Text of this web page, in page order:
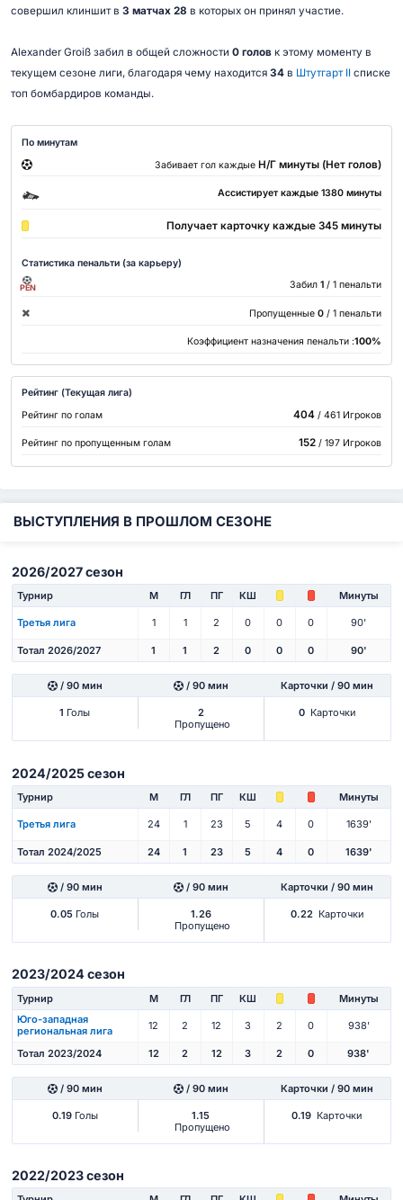
совершил клиншит в 3 матчах 28 в которых он принял участие.
Alexander Groiß забил в общей сложности 0 головк этому моменту в
текущем сезоне лиги, благодаря чему находится 34в Штутгарт IIсписке
топ бомбардиров команды.
По минутам
Забивает гол каждые Н/Г минуты (Нет голов)
Ассистирует каждые 1380 минуты
Получает карточку каждые 345 минуты
Статистика пенальти (за карьеру)
PEN Забил 1 / 1 пенальти
Пропущенные 0 / 1 пенальти
Коэффициент назначения пенальти :100%
Рейтинг (Текущая лига)
Рейтинг по голам
404/ 461 Игроков
Рейтинг по пропущенным голам 152/ 197 Игроков
ВЫСТУПЛЕНИЯ В ПРОШЛОМ СЕЗОНЕ
2026/2027 сезон
Турнир М ГЛ ПГ КШ Минуты
Третья лига 1 1 2 0 0 0 90'
Тотал 2026/2027 1 1 2 0 0 0 90'
/ 90 мин / 90 мин Карточки / 90 мин
1 Голы
2
Пропущено
0 Карточки
2024/2025 сезон
Турнир М ГЛ ПГ КШ Минуты
Третья лига 24 1 23 5 4 0 1639'
Тотал 2024/2025 24 1 23 5 4 0 1639'
/ 90 мин / 90 мин Карточки / 90 мин
0.05 Голы
1.26
Пропущено
0.22 Карточки
2023/2024 сезон
Турнир М ГЛ ПГ КШ
Минуты
Юго-западная
региональная лига
12 2 12 3 2 0 938'
Тотал 2023/2024 12 2 12 3 2 0 938'
/ 90 мин / 90 мин Карточки / 90 мин
0.19Голы
1.15
Пропущено
0.19 Карточки
2022/2023 сезон